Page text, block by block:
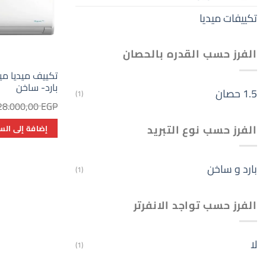
تكييفات ميديا
الفرز حسب القدره بالحصان
1.5 حصان (1)
الفرز حسب نوع التبريد
بارد و ساخن (1)
الفرز حسب تواجد الانفرتر
لا (1)
بارد- ساخن
EGP
إضافة إلى